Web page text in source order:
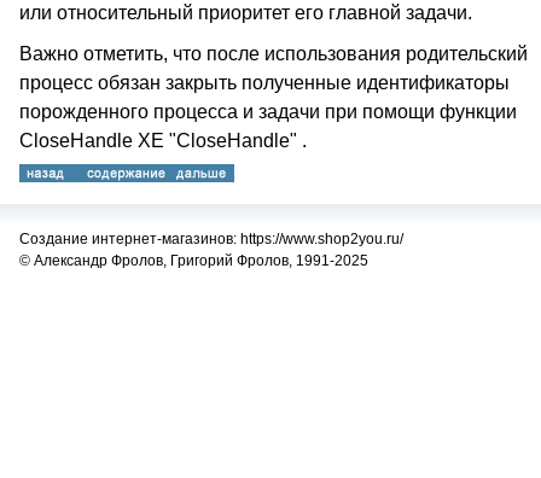
или относительный приоритет его главной задачи.
Важно отметить, что после использования родительский
процесс обязан закрыть полученные идентификаторы
порожденного процесса и задачи при помощи функции
CloseHandle XE "CloseHandle" .
Создание интернет-магазинов: https://www.shop2you.ru/
© Александр Фролов, Григорий Фролов, 1991-2025